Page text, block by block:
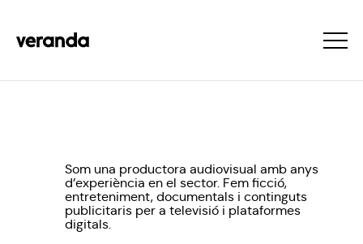
Som una productora audiovisual amb anys
d’experiència en el sector. Fem ficció,
entreteniment, documentals i continguts
publicitaris per a televisió i plataformes
digitals.